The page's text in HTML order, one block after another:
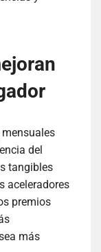
mensuales
del
tangibles
aceleradores
premios
más